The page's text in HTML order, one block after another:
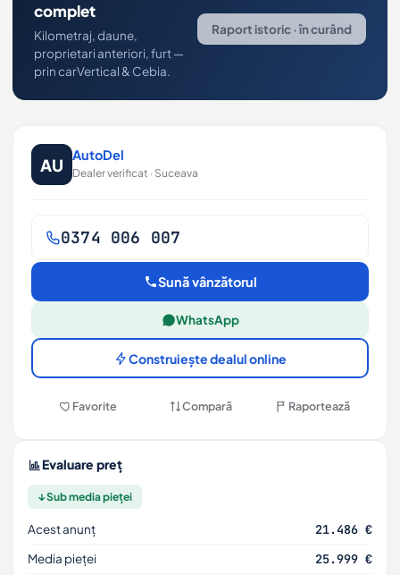
complet
Kilometraj, daune,
proprietari anteriori, furt —
prin carVertical & Cebia.
Raport istoric · în curând
AU AutoDel
Dealer verificat · Suceava
0374 006 007
Sună vânzătorul
WhatsApp
Construiește dealul online
Favorite Compară Raportează
Evaluare preț
↓ Sub media pieței
Acest anunț 21.486 €
Media pieței 25.999 €